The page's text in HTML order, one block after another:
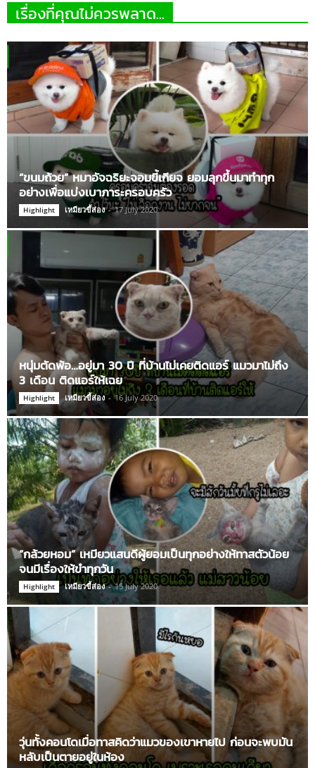
เรื่องที่คุณไม่ควรพลาด...
“ขนมถ้วย” หมาอัจฉริยะจอมขี้เกียจ ยอมลุกขึ้นมาทำทุก
อย่างเพื่อแบ่งเบาภาระครอบครัว
Highlight เหมียวขี้ส่อง - 17 July 2020
หนุ่มตัดพ้อ…อยู่มา 30 ปี ที่บ้านไม่เคยติดแอร์ แมวมาไม่ถึง
3 เดือน ติดแอร์ให้เฉย
Highlight เหมียวขี้ส่อง - 16 July 2020
“กล้วยหอม” เหมียวแสนดีผู้ยอมเป็นทุกอย่างให้ทาสตัวน้อย
จนมีเรื่องให้ขำทุกวัน
Highlight เหมียวขี้ส่อง - 15 July 2020
วุ่นทั้งคอนโดเมื่อทาสคิดว่าแมวของเขาหายไป ก่อนจะพบมัน
หลับเป็นตายอยู่ในห้อง